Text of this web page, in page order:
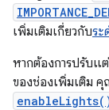
เพิ่มเติมเกี่ยวกับระ
หากต้องการปรับแ
ของช่องเพิ่มเติม คุ